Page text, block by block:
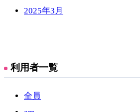
2025年3月
利用者一覧
全員